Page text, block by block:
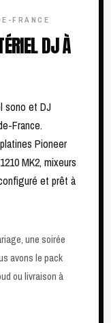
DJ À
sono et DJ
France.
Pioneer
MK2, mixeurs
et prêt à
une soirée
avons le pack
ou livraison à